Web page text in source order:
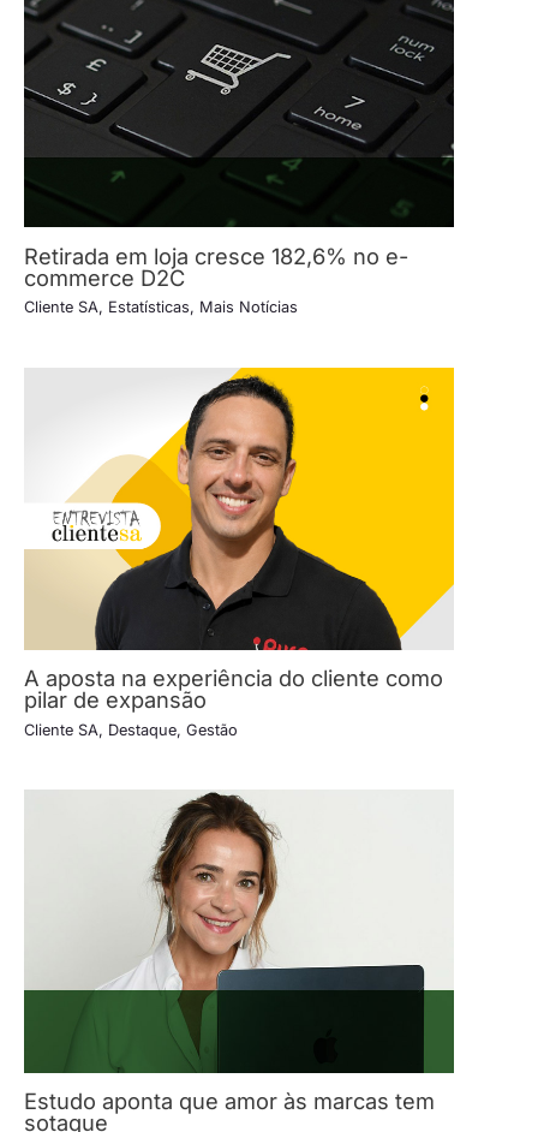
Retirada em loja cresce 182,6% no e-
commerce D2C
Cliente SA, Estatísticas, Mais Notícias
A aposta na experiência do cliente como
pilar de expansão
Cliente SA, Destaque, Gestão
Estudo aponta que amor às marcas tem
sotaque